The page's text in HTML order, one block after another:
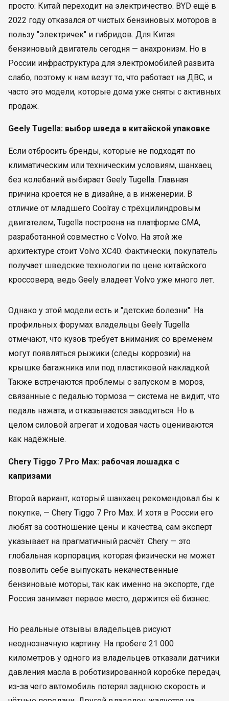
просто: Китай переходит на электричество. BYD ещё в
2022 году отказался от чистых бензиновых моторов в
пользу "электричек" и гибридов. Для Китая
бензиновый двигатель сегодня — анахронизм. Но в
России инфраструктура для электромобилей развита
слабо, поэтому к нам везут то, что работает на ДВС, и
часто это модели, которые дома уже сняты с активных
продаж.
Geely Tugella: выбор шведа в китайской упаковке
Если отбросить бренды, которые не подходят по
климатическим или техническим условиям, шанхаец
без колебаний выбирает Geely Tugella. Главная
причина кроется не в дизайне, а в инженерии. В
отличие от младшего Coolray с трёхцилиндровым
двигателем, Tugella построена на платформе CMA,
разработанной совместно с Volvo. На этой же
архитектуре стоит Volvo XC40. Фактически, покупатель
получает шведские технологии по цене китайского
кроссовера, ведь Geely владеет Volvo уже много лет.
Однако у этой модели есть и "детские болезни". На
профильных форумах владельцы Geely Tugella
отмечают, что кузов требует внимания: со временем
могут появляться рыжики (следы коррозии) на
крышке багажника или под пластиковой накладкой.
Также встречаются проблемы с запуском в мороз,
связанные с педалью тормоза — система не видит, что
педаль нажата, и отказывается заводиться. Но в
целом силовой агрегат и ходовая часть оцениваются
как надёжные.
Chery Tiggo 7 Pro Max: рабочая лошадка с
капризами
Второй вариант, который шанхаец рекомендовал бы к
покупке, — Chery Tiggo 7 Pro Max. И хотя в России его
любят за соотношение цены и качества, сам эксперт
указывает на прагматичный расчёт. Chery — это
глобальная корпорация, которая физически не может
позволить себе выпускать некачественные
бензиновые моторы, так как именно на экспорте, где
Россия занимает первое место, держится её бизнес.
Но реальные отзывы владельцев рисуют
неоднозначную картину. На пробеге 21 000
километров у одного из владельцев отказали датчики
давления масла в роботизированной коробке передач,
из-за чего автомобиль потерял заднюю скорость и